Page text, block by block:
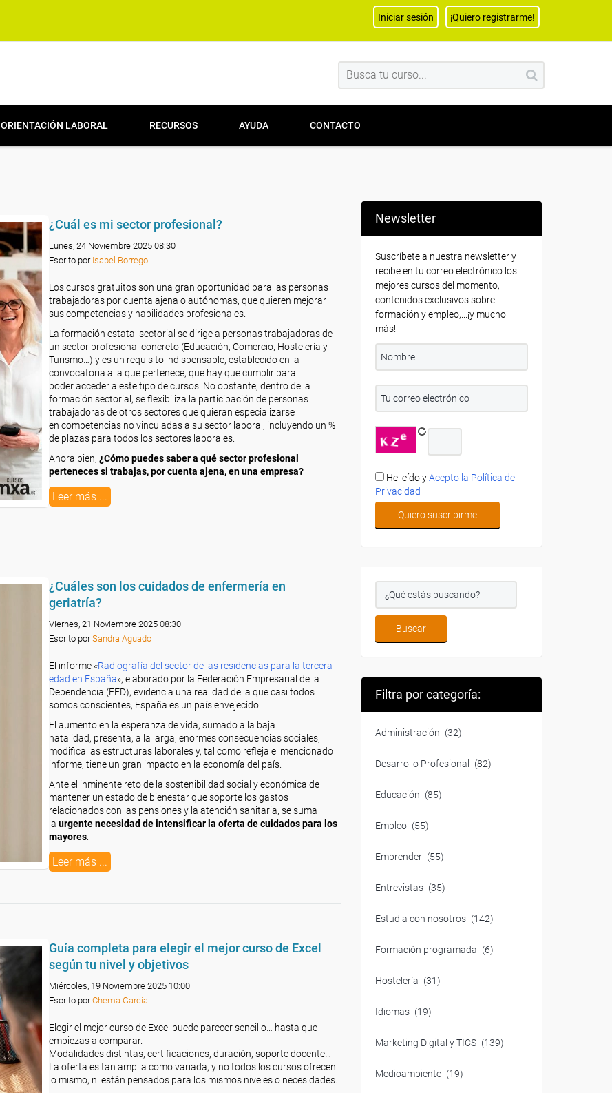
Iniciar sesión ¡Quiero registrarme!
ORIENTACIÓN LABORAL RECURSOS AYUDA CONTACTO
¿Cuál es mi sector profesional?
Lunes, 24 Noviembre 2025 08:30
Escrito por Isabel Borrego
Los cursos gratuitos son una gran oportunidad para las personas
trabajadoras por cuenta ajena o autónomas, que quieren mejorar
sus competencias y habilidades profesionales.
La formación estatal sectorial se dirige a personas trabajadoras de
un sector profesional concreto (Educación, Comercio, Hostelería y
Turismo…) y es un requisito indispensable, establecido en la
convocatoria a la que pertenece, que hay que cumplir para
poder acceder a este tipo de cursos. No obstante, dentro de la
formación sectorial, se flexibiliza la participación de personas
trabajadoras de otros sectores que quieran especializarse
en competencias no vinculadas a su sector laboral, incluyendo un %
de plazas para todos los sectores laborales.
Ahora bien, ¿Cómo puedes saber a qué sector profesional
perteneces si trabajas, por cuenta ajena, en una empresa?
Leer más ...
¿Cuáles son los cuidados de enfermería en
geriatría?
Viernes, 21 Noviembre 2025 08:30
Escrito porSandra Aguado
El informe «Radiografía del sector de las residencias para la tercera
edad en España», elaborado por la Federación Empresarial de la
Dependencia (FED), evidencia una realidad de la que casi todos
somos conscientes, España es un país envejecido.
El aumento en la esperanza de vida, sumado a la baja
natalidad, presenta, a la larga, enormes consecuencias sociales,
modifica las estructuras laborales y, tal como refleja el mencionado
informe, tiene un gran impacto en la economía del país.
Ante el inminente reto de la sostenibilidad social y económica de
mantener un estado de bienestar que soporte los gastos
relacionados con las pensiones y la atención sanitaria, se suma
la urgente necesidad de intensificar la oferta de cuidados para los
mayores.
Leer más ...
Guía completa para elegir el mejor curso de Excel
según tu nivel y objetivos
Miércoles, 19 Noviembre 2025 10:00
Escrito porChema García
Elegir el mejor curso de Excel puede parecer sencillo… hasta que
empiezas a comparar.
Modalidades distintas, certificaciones, duración, soporte docente…
La oferta es tan amplia como variada, y no todos los cursos ofrecen
lo mismo, ni están pensados para los mismos niveles o necesidades.
Newsletter
Suscríbete a nuestra newsletter y
recibe en tu correo electrónico los
mejores cursos del momento,
contenidos exclusivos sobre
formación y empleo,...¡y mucho
más!
He leído yAcepto la Política de
Privacidad
Filtra por categoría:
Administración (32)
Desarrollo Profesional (82)
Educación (85)
Empleo (55)
Emprender (55)
Entrevistas (35)
Estudia con nosotros (142)
Formación programada (6)
Hostelería (31)
Idiomas (19)
Marketing Digital y TICS (139)
Medioambiente (19)